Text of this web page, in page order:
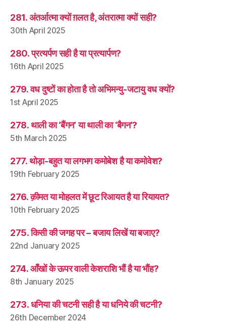
281. अंतर्आत्मा क्यों ग़लत है, अंतरात्मा क्यों सही?
30th April 2025
280. प्रत्यर्पण सही है या प्रत्यार्पण?
16th April 2025
279. वध दुष्टों का होता है तो अभिमन्यु-जटायु वध क्यों?
1st April 2025
278. थाली का ‘बैंगन’ या थाली का ‘बैगन’?
5th March 2025
277. थोड़ा-बहुत या लगभग कमोबेश है या कमोवेश?
19th February 2025
276. क़ीमत या मोहलत में छूट रिआयत है या रियायत?
10th February 2025
275. किसी की जगह पर – बजाय लिखें या बजाए?
22nd January 2025
274. आँखों के ऊपर वाली केशराशि भौं है या भौंह?
8th January 2025
273. धनिया की चटनी सही है या धनिये की चटनी?
26th December 2024